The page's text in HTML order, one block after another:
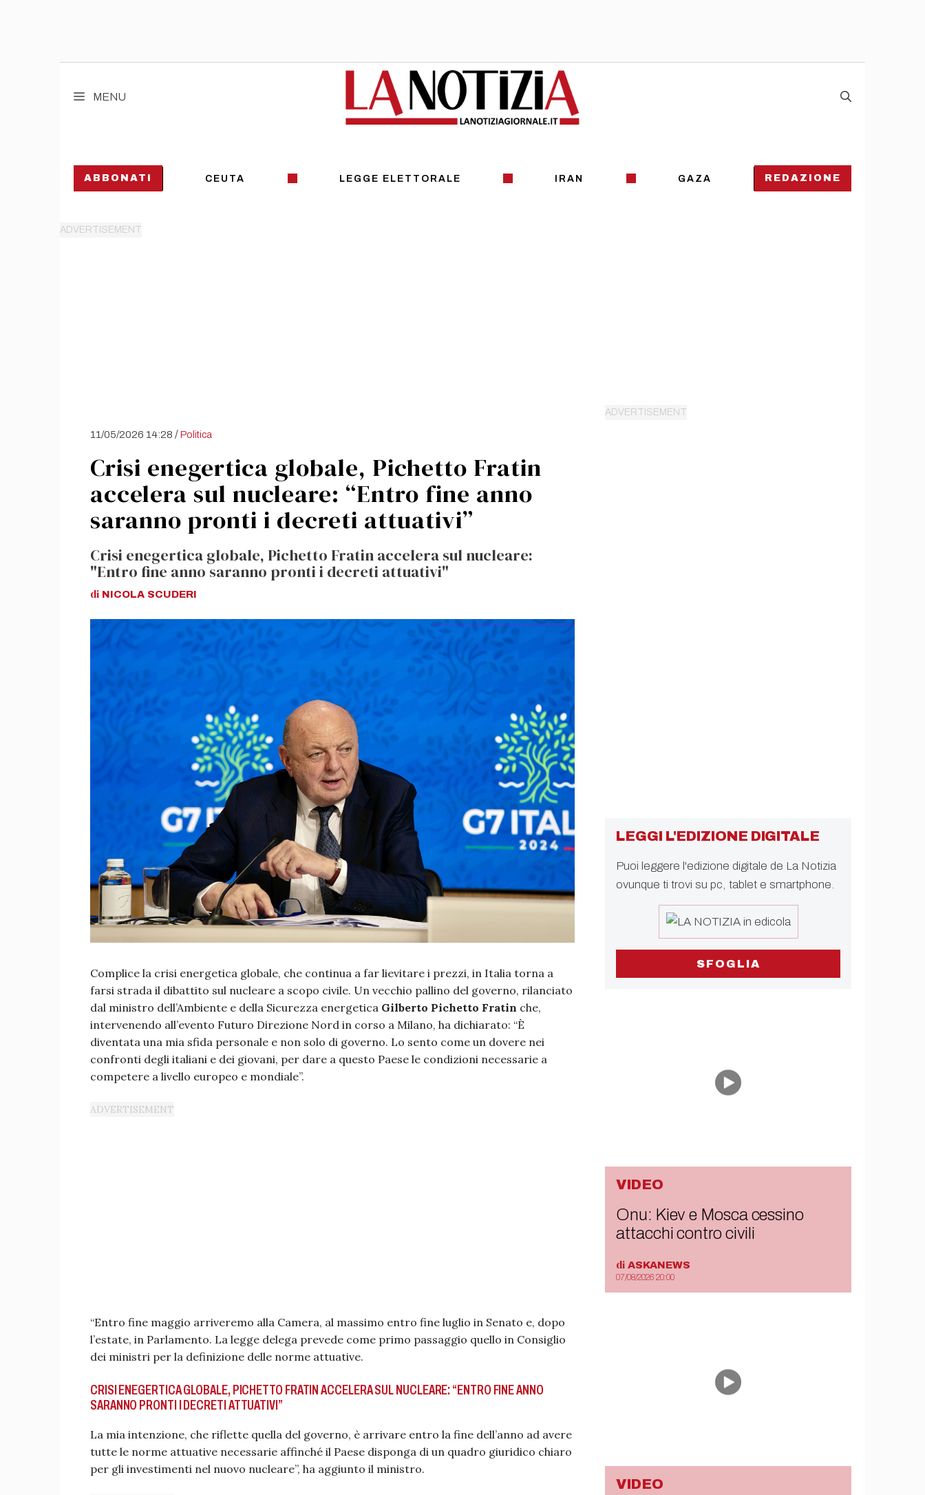
MENU
ABBONATI CEUTA LEGGE ELETTORALE IRAN GAZA REDAZIONE
11/05/2026 14:28 /Politica
Crisi enegertica globale, Pichetto Fratin
accelera sul nucleare: “Entro fine anno
saranno pronti i decreti attuativi”
Crisi enegertica globale, Pichetto Fratin accelera sul nucleare:
"Entro fine anno saranno pronti i decreti attuativi"
di NICOLA SCUDERI
Complice la crisi energetica globale, che continua a far lievitare i prezzi, in Italia torna a
farsi strada il dibattito sul nucleare a scopo civile. Un vecchio pallino del governo, rilanciato
dal ministro dell’Ambiente e della Sicurezza energetica Gilberto Pichetto Fratin che,
intervenendo all’evento Futuro Direzione Nord in corso a Milano, ha dichiarato: “È
diventata una mia sfida personale e non solo di governo. Lo sento come un dovere nei
confronti degli italiani e dei giovani, per dare a questo Paese le condizioni necessarie a
competere a livello europeo e mondiale”.
“Entro fine maggio arriveremo alla Camera, al massimo entro fine luglio in Senato e, dopo
l’estate, in Parlamento. La legge delega prevede come primo passaggio quello in Consiglio
dei ministri per la definizione delle norme attuative.
CRISI ENEGERTICA GLOBALE, PICHETTO FRATIN ACCELERA SUL NUCLEARE: “ENTRO FINE ANNO
SARANNO PRONTI I DECRETI ATTUATIVI”
La mia intenzione, che riflette quella del governo, è arrivare entro la fine dell’anno ad avere
tutte le norme attuative necessarie affinché il Paese disponga di un quadro giuridico chiaro
per gli investimenti nel nuovo nucleare”, ha aggiunto il ministro.
LEGGI L'EDIZIONE DIGITALE
Puoi leggere l'edizione digitale de La Notizia
ovunque ti trovi su pc, tablet e smartphone.
SFOGLIA
VIDEO
Onu: Kiev e Mosca cessino
attacchi contro civili
di ASKANEWS
07/08/2026 20:00
VIDEO